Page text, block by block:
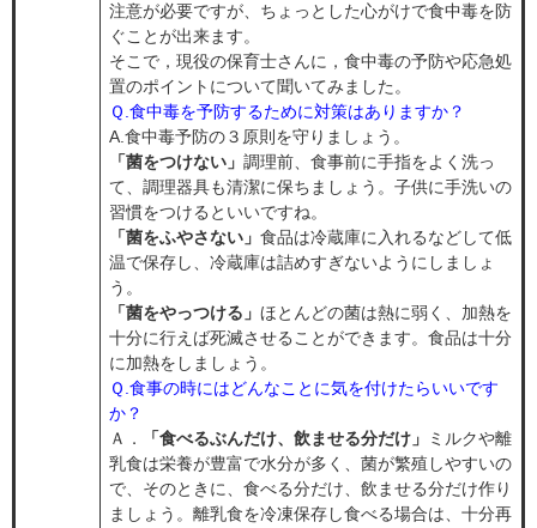
注意が必要ですが、ちょっとした心がけで食中毒を防
ぐことが出来ます。
そこで，現役の保育士さんに，食中毒の予防や応急処
置のポイントについて聞いてみました。
Ｑ.食中毒を予防するために対策はありますか？
A.食中毒予防の３原則を守りましょう。
「菌をつけない」 調理前、食事前に手指をよく洗っ
て、調理器具も清潔に保ちましょう。子供に手洗いの
習慣をつけるといいですね。
「菌をふやさない」 食品は冷蔵庫に入れるなどして低
温で保存し、冷蔵庫は詰めすぎないようにしましょ
う。
「菌をやっつける」 ほとんどの菌は熱に弱く、加熱を
十分に行えば死滅させることができます。食品は十分
に加熱をしましょう。​
Ｑ.食事の時にはどんなことに気を付けたらいいです
か？
Ａ．
「食べるぶんだけ、飲ませる分だけ」
ミルクや離
乳食は栄養が豊富で水分が多く、菌が繁殖しやすいの
で、そのときに、食べる分だけ、飲ませる分だけ作り
ましょう。離乳食を冷凍保存し食べる場合は、十分再